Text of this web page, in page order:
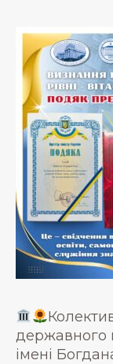
державного
імені